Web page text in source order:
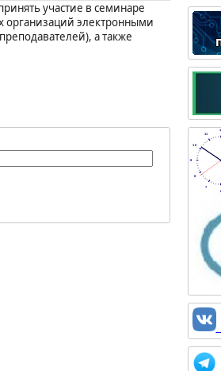
участие в семинаре
организаций электронными
а также
6
7
8
9
10
11